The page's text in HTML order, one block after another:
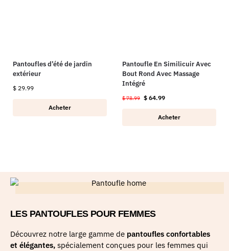
Pantoufles d’été de jardin
extérieur
$ 29.99
Acheter
Pantoufle En Similicuir Avec
Bout Rond Avec Massage
Intégré
$78.99 $ 64.99
Acheter
LES PANTOUFLES POUR FEMMES
Découvrez notre large gamme de pantoufles confortables
et élégantes, spécialement conçues pour les femmes qui